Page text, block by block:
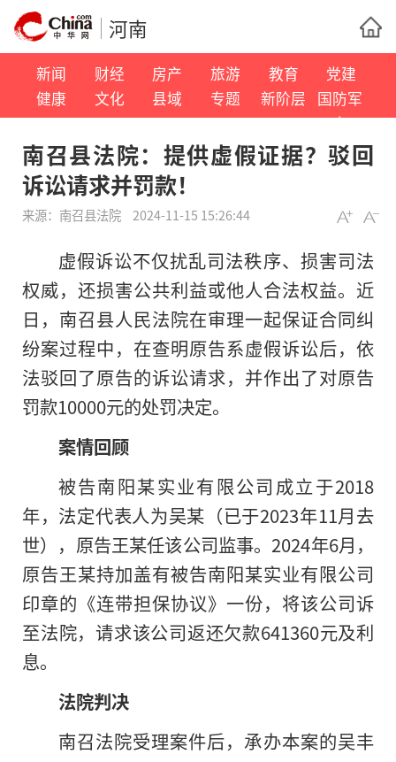
河南
新闻 财经 房产 旅游 教育
党建
健康
文化 县域 专题 新阶层
国防军
事
南召县法院：提供虚假证据？驳回
诉讼请求并罚款！
来源： 南召县法院 2024-11-15 15:26:44
虚假诉讼不仅扰乱司法秩序、损害司法
权威，还损害公共利益或他人合法权益。近
日，南召县人民法院在审理一起保证合同纠
纷案过程中，在查明原告系虚假诉讼后，依
法驳回了原告的诉讼请求，并作出了对原告
罚款10000元的处罚决定。
案情回顾
被告南阳某实业有限公司成立于2018
年，法定代表人为吴某（已于2023年11月去
世），原告王某任该公司监事。2024年6月，
原告王某持加盖有被告南阳某实业有限公司
印章的《连带担保协议》一份，将该公司诉
至法院，请求该公司返还欠款641360元及利
息。
法院判决
南召法院受理案件后，承办本案的吴丰